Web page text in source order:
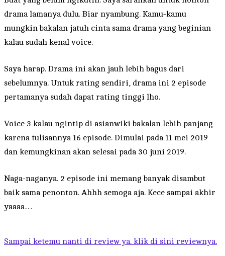
drama lamanya dulu. Biar nyambung. Kamu-kamu
mungkin bakalan jatuh cinta sama drama yang beginian
kalau sudah kenal voice.
Saya harap. Drama ini akan jauh lebih bagus dari
sebelumnya. Untuk rating sendiri, drama ini 2 episode
pertamanya sudah dapat rating tinggi lho.
Voice 3 kalau ngintip di asianwiki bakalan lebih panjang
karena tulisannya 16 episode. Dimulai pada 11 mei 2019
dan kemungkinan akan selesai pada 30 juni 2019.
Naga-naganya. 2 episode ini memang banyak disambut
baik sama penonton. Ahhh semoga aja. Kece sampai akhir
yaaaa…
Sampai ketemu nanti di review ya. klik di sini reviewnya.